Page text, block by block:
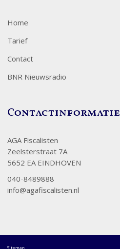
Home
Tarief
Contact
BNR Nieuwsradio
Contactinformatie
AGA Fiscalisten
Zeelsterstraat 7A
5652 EA EINDHOVEN
040-8489888
info@agafiscalisten.nl
Sitemap